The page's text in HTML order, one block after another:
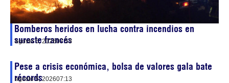
Bomberos heridos en lucha contra incendios en
sureste francés
agosto 5, 202607:53
Pese a crisis económica, bolsa de valores gala bate
récords
agosto 5, 202607:13